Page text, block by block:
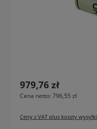
Cena regularna:
979,76 zł
Cena netto: 796,55 zł
Ceny z VAT plus koszty wysyłki